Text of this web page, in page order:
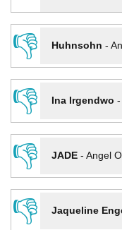
👎
Huhnsohn -
👎
Ina Irgendwo -
👎
JADE- Angel
👎
Jaqueline